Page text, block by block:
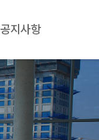
공지사항